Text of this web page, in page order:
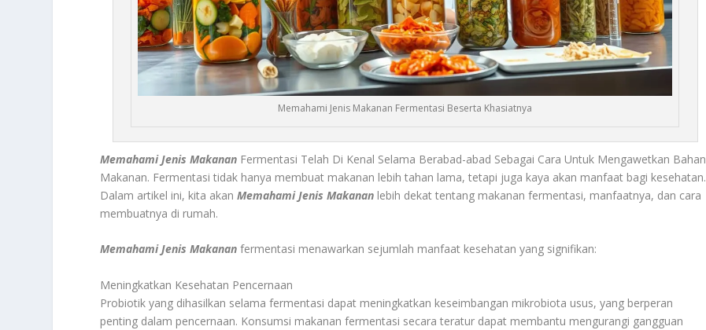
Memahami Jenis Makanan Fermentasi Beserta Khasiatnya
Memahami Jenis Makanan Fermentasi Telah Di Kenal Selama Berabad-abad Sebagai Cara Untuk Mengawetkan Bahan
Makanan. Fermentasi tidak hanya membuat makanan lebih tahan lama, tetapi juga kaya akan manfaat bagi kesehatan.
Dalam artikel ini, kita akanMemahami Jenis Makanan lebih dekat tentang makanan fermentasi, manfaatnya, dan cara
membuatnya di rumah.
Memahami Jenis Makanan fermentasi menawarkan sejumlah manfaat kesehatan yang signifikan:
Meningkatkan Kesehatan Pencernaan
Probiotik yang dihasilkan selama fermentasi dapat meningkatkan keseimbangan mikrobiota usus, yang berperan
penting dalam pencernaan. Konsumsi makanan fermentasi secara teratur dapat membantu mengurangi gangguan